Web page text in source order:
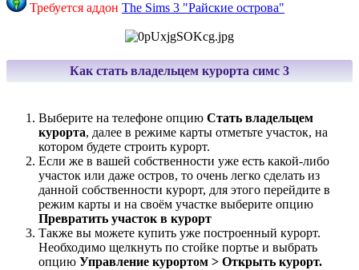
Требуется аддон The Sims 3 "Райские острова"
Как стать владельцем курорта симс 3
Выберите на телефоне опцию Стать владельцем
курорта, далее в режиме карты отметьте участок, на
котором будете строить курорт.
Если же в вашей собственности уже есть какой-либо
участок или даже остров, то очень легко сделать из
данной собственности курорт, для этого перейдите в
режим карты и на своём участке выберите опцию
Превратить участок в курорт
Также вы можете купить уже построенный курорт.
Необходимо щелкнуть по стойке портье и выбрать
опцию Управление курортом > Открыть курорт.